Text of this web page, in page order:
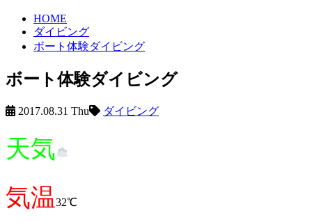
HOME
ダイビング
ボート体験ダイビング
ボート体験ダイビング
2017.08.31 Thu ダイビング
天気
気温32℃